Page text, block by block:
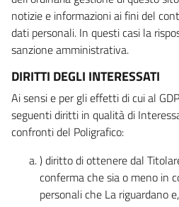
notizie e informazioni ai fini del
dati personali. In questi casi la
sanzione amministrativa.
DIRITTI DEGLI INTERESSATI
Ai sensi e per gli effetti di cui al
seguenti diritti in qualità di
confronti del Poligrafico:
) diritto di ottenere dal
conferma che sia o meno in
personali che La riguardano